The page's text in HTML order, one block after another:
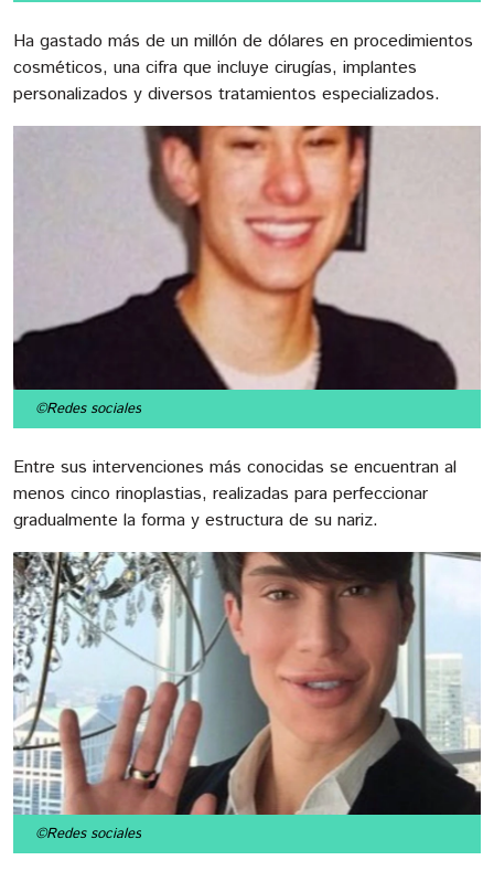
Ha gastado más de un millón de dólares en procedimientos
cosméticos, una cifra que incluye cirugías, implantes
personalizados y diversos tratamientos especializados.
©Redes sociales
Entre sus intervenciones más conocidas se encuentran al
menos cinco rinoplastias, realizadas para perfeccionar
gradualmente la forma y estructura de su nariz.
©Redes sociales